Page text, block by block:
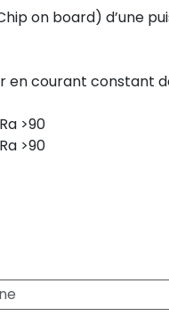
on board) d’une
en courant constant
>90
>90